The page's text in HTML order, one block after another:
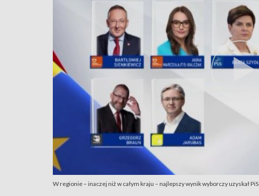
W regionie – inaczej niż w całym kraju – najlepszy wynik wyborczy uzyskał PiS